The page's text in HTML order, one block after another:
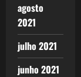
agosto
2021
julho 2021
junho 2021